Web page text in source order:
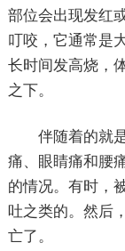
部位会出现发红
叮咬，它通常是
长时间发高烧，
之下。
伴随着的就
痛、眼睛痛和腰
的情况。有时，
吐之类的。然后
亡了。